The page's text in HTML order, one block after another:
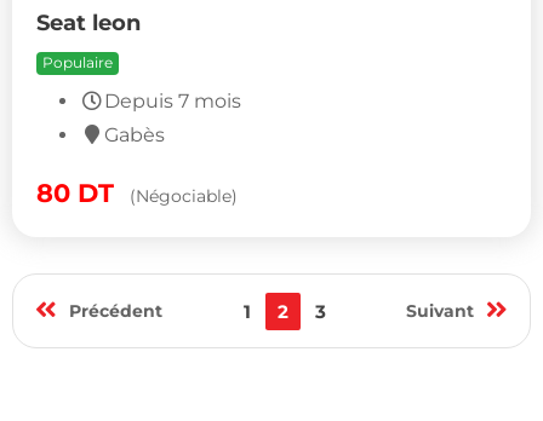
Seat leon
Populaire
Depuis 7 mois
Gabès
80 DT (Négociable)
Précédent 1 2 3 Suivant